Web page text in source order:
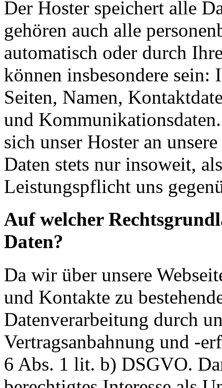
Der Hoster speichert alle
gehören auch alle
automatisch oder durch
können insbesondere sein:
Seiten, Namen,
und
sich unser Hoster an
Daten stets nur insoweit,
Leistungspflicht uns
Auf welcher
Daten?
Da wir über unsere
und Kontakte zu
Datenverarbeitung durch
Vertragsanbahnung und -
6 Abs. 1 lit. b) DSGVO.